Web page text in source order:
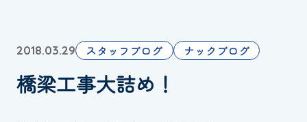
団体会員募集
2018.03.29 スタッフブログ ナックブログ
橋梁工事大詰め！